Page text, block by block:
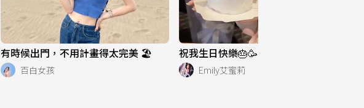
有時候出門，不用計畫得太完美 🏖️
百白女孩
祝我生日快樂🎂🥳
Emily艾蜜莉